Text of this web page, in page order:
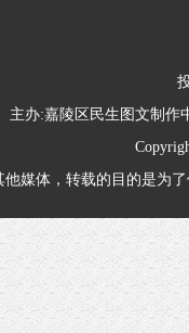
主办:嘉陵区民生图文制
媒体，转载的目的是为